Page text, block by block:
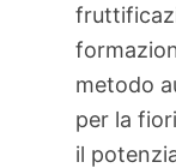
metodo
per la
il